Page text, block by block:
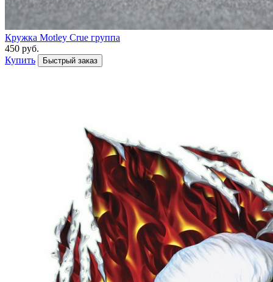
Кружка Motley Crue группа
450 руб.
Купить
Быстрый заказ